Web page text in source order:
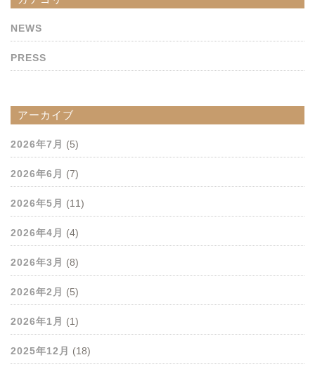
NEWS
PRESS
アーカイブ
2026年7月 (5)
2026年6月 (7)
2026年5月 (11)
2026年4月 (4)
2026年3月 (8)
2026年2月 (5)
2026年1月 (1)
2025年12月 (18)